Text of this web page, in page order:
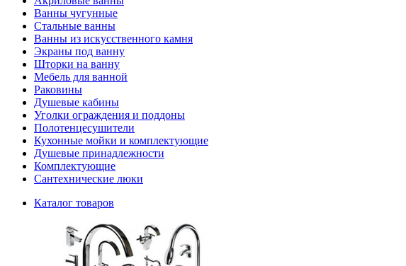
Ванны чугунные
Стальные ванны
Ванны из искусственного камня
Экраны под ванну
Шторки на ванну
Мебель для ванной
Раковины
Душевые кабины
Уголки ограждения и поддоны
Полотенцесушители
Кухонные мойки и комплектующие
Душевые принадлежности
Комплектующие
Сантехнические люки
Каталог товаров